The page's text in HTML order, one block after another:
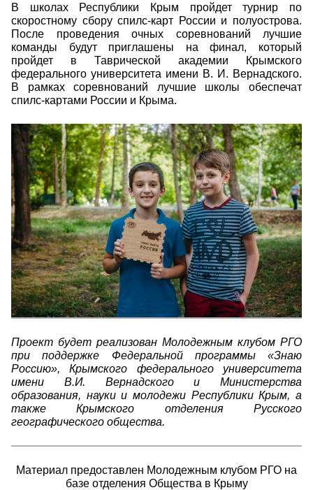
В школах Республики Крым пройдет турнир по
скоростному сбору спилс-карт России и полуострова.
После проведения очных соревнований лучшие
команды будут приглашены на финал, который
пройдет в Таврической академии Крымского
федерального университета имени В. И. Вернадского.
В рамках соревнований лучшие школы обеспечат
спилс-картами России и Крыма.
816.jpg
Проект будет реализован Молодежным клубом РГО
при поддержке Федеральной программы «Знаю
Россию», Крымского федерального университета
имени В.И. Вернадского и Министерства
образования, науки и молодежи Республики Крым, а
также Крымского отделения Русского
географического общества.
Материал предоставлен Молодежным клубом РГО на
базе отделения Общества в Крыму